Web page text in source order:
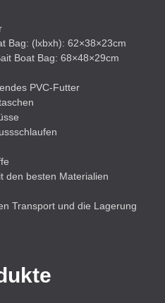
Bag: (lxbxh): 62×38×23cm
Boat Bag: 68×48×29cm
PVC-Futter
den besten Materialien
Transport und die Lagerung